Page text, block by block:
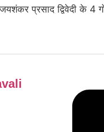
प्रसाद द्विवेदी के 4